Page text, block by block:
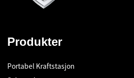
Produkter
Portabel Kraftstasjon